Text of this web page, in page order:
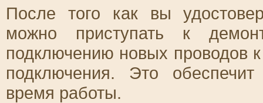
После того как вы
можно приступать к
подключению новых проводов
подключения. Это
время работы.